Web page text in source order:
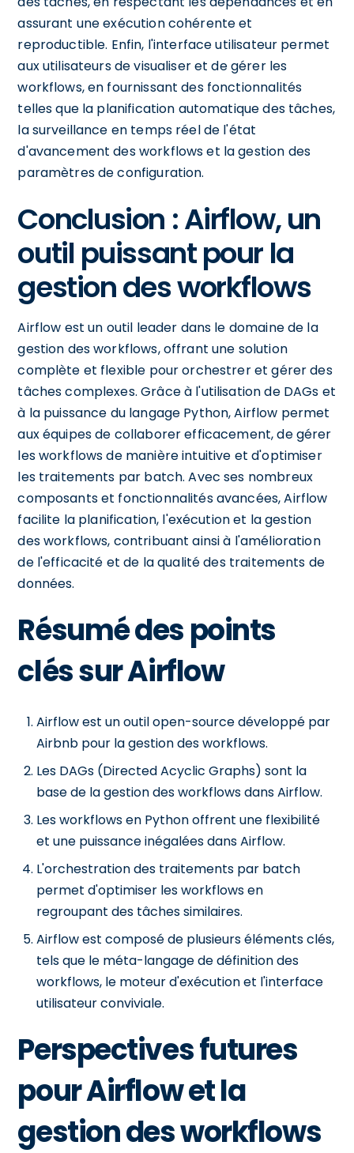
assurant une exécution cohérente et
reproductible. Enfin, l'interface utilisateur permet
aux utilisateurs de visualiser et de gérer les
workflows, en fournissant des fonctionnalités
telles que la planification automatique des tâches,
la surveillance en temps réel de l'état
d'avancement des workflows et la gestion des
paramètres de configuration.
Conclusion : Airflow, un
outil puissant pour la
gestion des workflows
Airflow est un outil leader dans le domaine de la
gestion des workflows, offrant une solution
complète et flexible pour orchestrer et gérer des
tâches complexes. Grâce à l'utilisation de DAGs et
à la puissance du langage Python, Airflow permet
aux équipes de collaborer efficacement, de gérer
les workflows de manière intuitive et d'optimiser
les traitements par batch. Avec ses nombreux
composants et fonctionnalités avancées, Airflow
facilite la planification, l'exécution et la gestion
des workflows, contribuant ainsi à l'amélioration
de l'efficacité et de la qualité des traitements de
données.
Résumé des points
clés sur Airflow
Airflow est un outil open-source développé par
Airbnb pour la gestion des workflows.
Les DAGs (Directed Acyclic Graphs) sont la
base de la gestion des workflows dans Airflow.
Les workflows en Python offrent une flexibilité
et une puissance inégalées dans Airflow.
L'orchestration des traitements par batch
permet d'optimiser les workflows en
regroupant des tâches similaires.
Airflow est composé de plusieurs éléments clés,
tels que le méta-langage de définition des
workflows, le moteur d'exécution et l'interface
utilisateur conviviale.
Perspectives futures
pour Airflow et la
gestion des workflows